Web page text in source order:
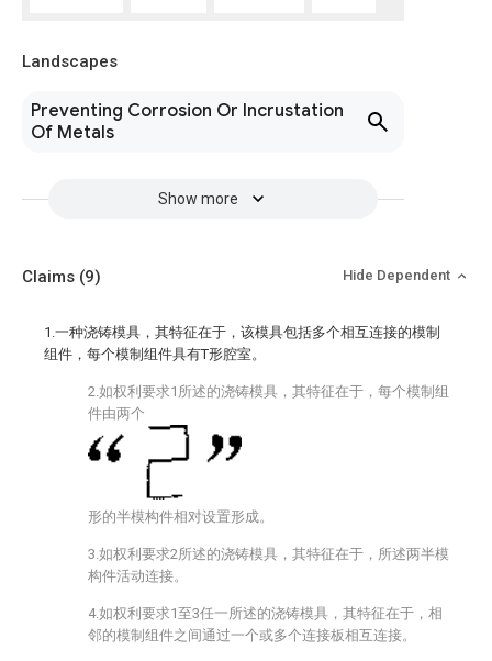
Landscapes
Preventing Corrosion Or Incrustation
Of Metals
Show more
Claims (9) Hide Dependent
1.一种浇铸模具，其特征在于，该模具包括多个相互连接的模制
组件，每个模制组件具有T形腔室。
2.如权利要求1所述的浇铸模具，其特征在于，每个模制组
件由两个
形的半模构件相对设置形成。
3.如权利要求2所述的浇铸模具，其特征在于，所述两半模
构件活动连接。
4.如权利要求1至3任一所述的浇铸模具，其特征在于，相
邻的模制组件之间通过一个或多个连接板相互连接。